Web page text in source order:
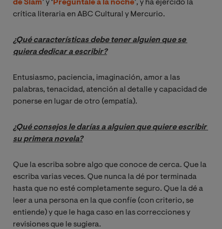
de Siam’ y ‘ Pregúntale a la noche’, y ha ejercido la
crítica literaria en ABC Cultural y Mercurio.
¿Qué características debe tener alguien que se
quiera dedicar a escribir?
Entusiasmo, paciencia, imaginación, amor a las
palabras, tenacidad, atención al detalle y capacidad de
ponerse en lugar de otro (empatía).
¿Qué consejos le darías a alguien que quiere escribir
su primera novela?
Que la escriba sobre algo que conoce de cerca. Que la
escriba varias veces. Que nunca la dé por terminada
hasta que no esté completamente seguro. Que la dé a
leer a una persona en la que confíe (con criterio, se
entiende) y que le haga caso en las correcciones y
revisiones que le sugiera.